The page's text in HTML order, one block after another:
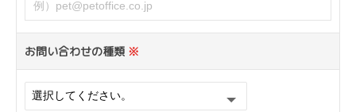
お問い合わせの種類 ※